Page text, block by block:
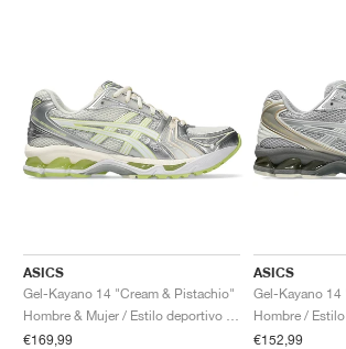
ASICS
Gel-Kayano 14 "Cream & Pistachio"
€169,99
ASICS
Hombre /
€152,99